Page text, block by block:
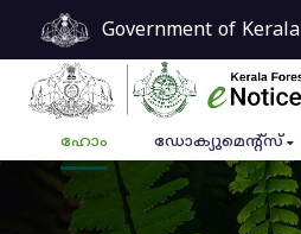
Government of Kerala
ഹോം ഡോക്യുമെൻ്റ്സ്